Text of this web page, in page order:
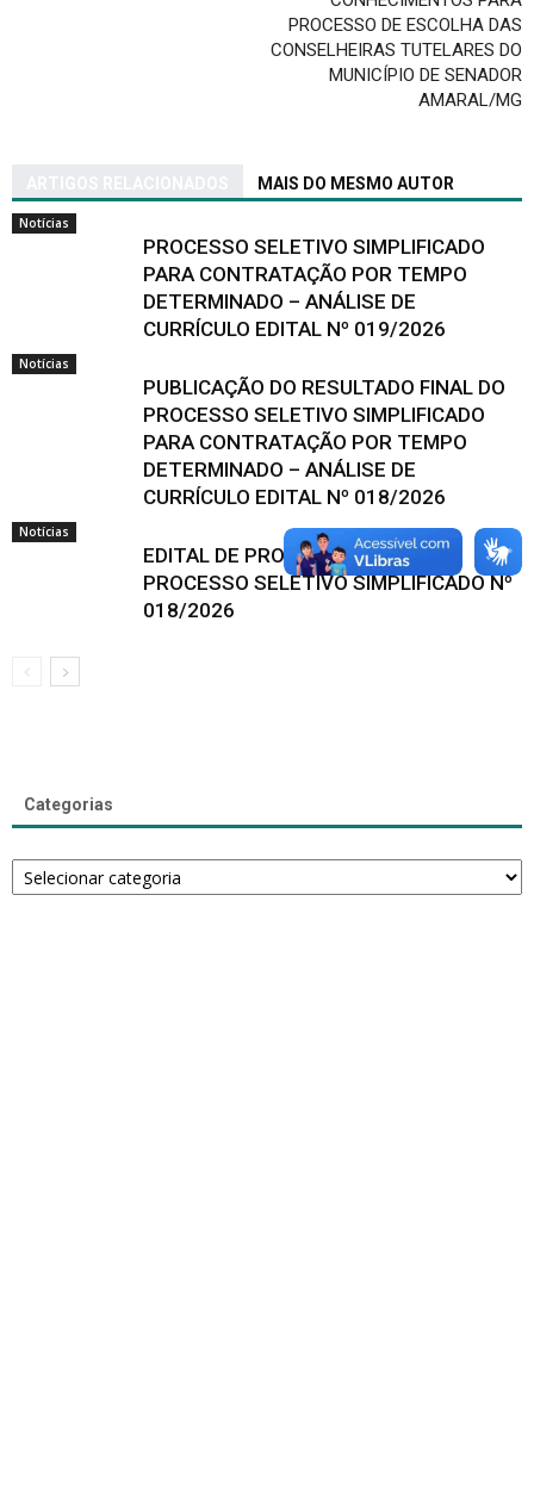
PROCESSO DE ESCOLHA DAS
CONSELHEIRAS TUTELARES DO
MUNICÍPIO DE SENADOR
AMARAL/MG
MAIS DO MESMO AUTOR
Notícias
PROCESSO SELETIVO SIMPLIFICADO
PARA CONTRATAÇÃO POR TEMPO
DETERMINADO – ANÁLISE DE
CURRÍCULO EDITAL Nº 019/2026
Notícias
PUBLICAÇÃO DO RESULTADO FINAL DO
PROCESSO SELETIVO SIMPLIFICADO
PARA CONTRATAÇÃO POR TEMPO
DETERMINADO – ANÁLISE DE
CURRÍCULO EDITAL Nº 018/2026
Notícias
EDITAL DE PRORROGAÇÃO DO
PROCESSO SELETIVO SIMPLIFICADO Nº
018/2026
Categorias
Categorias